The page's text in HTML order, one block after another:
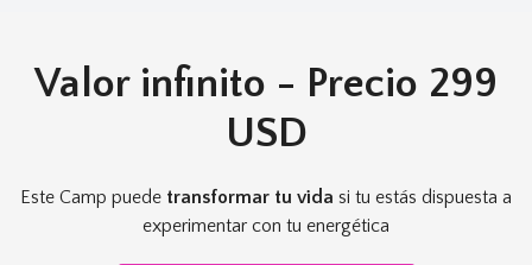
Valor infinito - Precio 299
USD
Este Camp puede transformar tu vida si tu estás dispuesta a
experimentar con tu energética